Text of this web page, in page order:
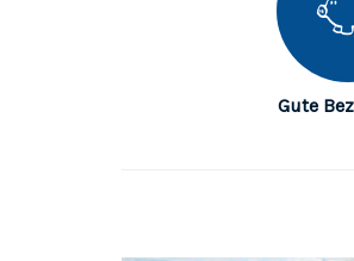
Gute